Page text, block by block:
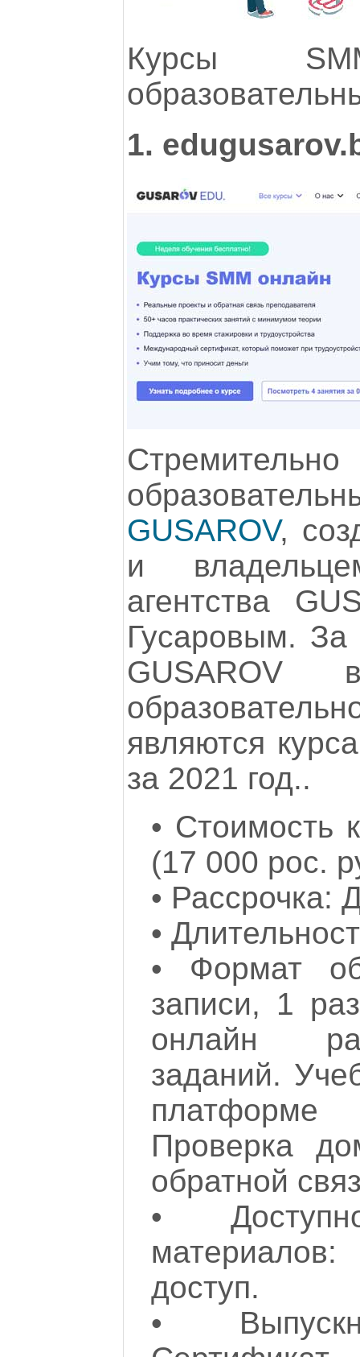
Курсы
1.
GUSAROV,
и
агентства
Гусаровым. За
являются
за 2021 год..
• Стоимость
(17 000 рос.
• Рассрочка:
•
• Формат
записи, 1
онлайн
заданий.
платформе
Проверка
обратной
•
доступ.
•